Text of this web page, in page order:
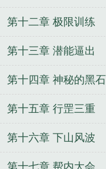
第十二章 极限训练
第十三章 潜能逼出
第十四章 神秘的黑石
第十五章 行罡三重
第十六章 下山风波